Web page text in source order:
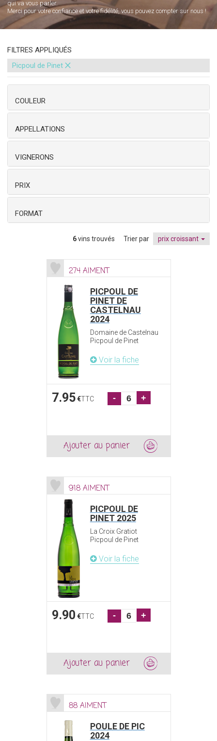
qui va vous parler.
Merci pour votre confiance et votre fidélité, vous pouvez compter sur nous !
FILTRES APPLIQUÉS
Picpoul de Pinet ×
COULEUR
APPELLATIONS
VIGNERONS
PRIX
FORMAT
6vins trouvés Trier par prix croissant
274 AIMENT
PICPOUL DE
PINET DE
CASTELNAU
2024
Domaine de Castelnau
Picpoul de Pinet
Voir la fiche
7.95 €TTC - +
Ajouter au panier
918 AIMENT
PICPOUL DE
PINET 2025
La Croix Gratiot
Picpoul de Pinet
Voir la fiche
9.90 €TTC - +
Ajouter au panier
88 AIMENT
POULE DE PIC
2024